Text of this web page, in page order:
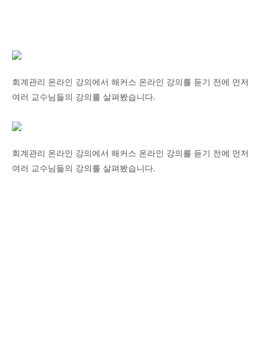
회계관리 온라인 강의에서 해커스 온라인 강의를 듣기 전에 먼저
여러 교수님들의 강의를 살펴봤습니다.
회계관리 온라인 강의에서 해커스 온라인 강의를 듣기 전에 먼저
여러 교수님들의 강의를 살펴봤습니다.